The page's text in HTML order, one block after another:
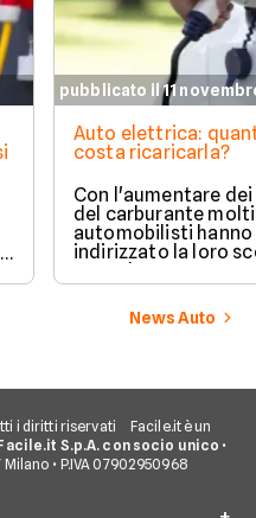
pubblicato il 11
Auto elettrica:
costa ricaricarla?
Con l'aumentare
del carburante molti
automobilisti hanno
indirizzato la loro
verso le auto a zero
emissioni, ma
anche il caro
spontaneo
conveniente e quali
News Auto
i diritti riservati
Facile.it è un
S.p.A. con socio unico •
• P.IVA 07902950968